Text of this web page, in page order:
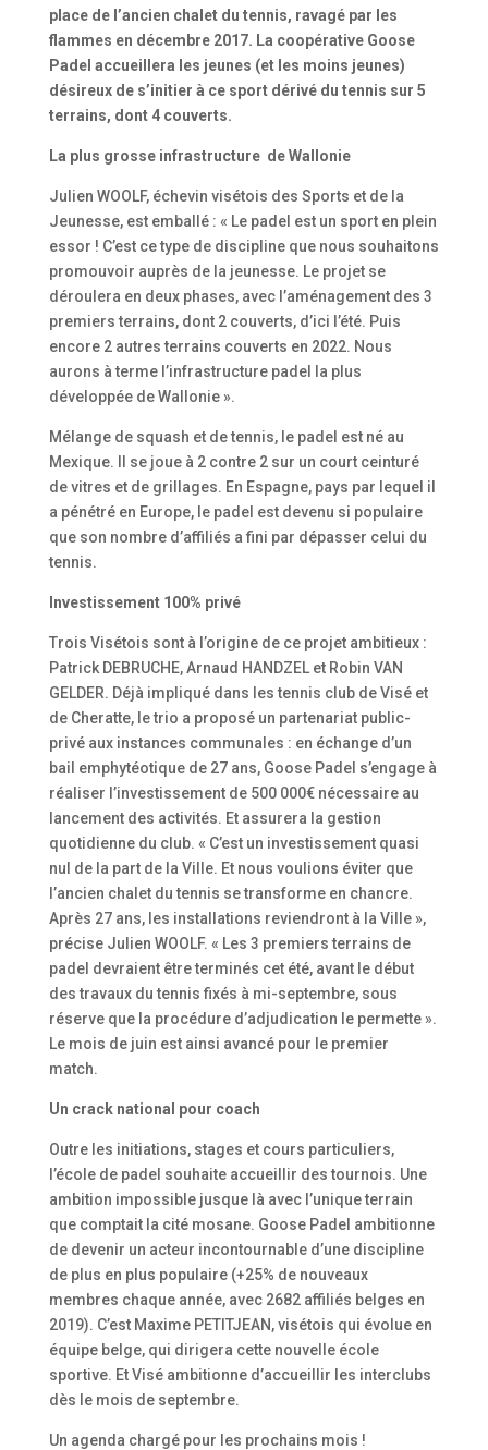
place de l’ancien chalet du tennis, ravagé par les
flammes en décembre 2017. La coopérative Goose
Padel accueillera les jeunes (et les moins jeunes)
désireux de s’initier à ce sport dérivé du tennis sur 5
terrains, dont 4 couverts.
La plus grosse infrastructure de Wallonie
Julien WOOLF, échevin visétois des Sports et de la
Jeunesse, est emballé : « Le padel est un sport en plein
essor ! C’est ce type de discipline que nous souhaitons
promouvoir auprès de la jeunesse. Le projet se
déroulera en deux phases, avec l’aménagement des 3
premiers terrains, dont 2 couverts, d’ici l’été. Puis
encore 2 autres terrains couverts en 2022. Nous
aurons à terme l’infrastructure padel la plus
développée de Wallonie ».
Mélange de squash et de tennis, le padel est né au
Mexique. Il se joue à 2 contre 2 sur un court ceinturé
de vitres et de grillages. En Espagne, pays par lequel il
a pénétré en Europe, le padel est devenu si populaire
que son nombre d’affiliés a fini par dépasser celui du
tennis.
Investissement 100% privé
Trois Visétois sont à l’origine de ce projet ambitieux :
Patrick DEBRUCHE, Arnaud HANDZEL et Robin VAN
GELDER. Déjà impliqué dans les tennis club de Visé et
de Cheratte, le trio a proposé un partenariat public-
privé aux instances communales : en échange d’un
bail emphytéotique de 27 ans, Goose Padel s’engage à
réaliser l’investissement de 500 000€ nécessaire au
lancement des activités. Et assurera la gestion
quotidienne du club. « C’est un investissement quasi
nul de la part de la Ville. Et nous voulions éviter que
l’ancien chalet du tennis se transforme en chancre.
Après 27 ans, les installations reviendront à la Ville »,
précise Julien WOOLF. « Les 3 premiers terrains de
padel devraient être terminés cet été, avant le début
des travaux du tennis fixés à mi-septembre, sous
réserve que la procédure d’adjudication le permette ».
Le mois de juin est ainsi avancé pour le premier
match.
Un crack national pour coach
Outre les initiations, stages et cours particuliers,
l’école de padel souhaite accueillir des tournois. Une
ambition impossible jusque là avec l’unique terrain
que comptait la cité mosane. Goose Padel ambitionne
de devenir un acteur incontournable d’une discipline
de plus en plus populaire (+25% de nouveaux
membres chaque année, avec 2682 affiliés belges en
2019). C’est Maxime PETITJEAN, visétois qui évolue en
équipe belge, qui dirigera cette nouvelle école
sportive. Et Visé ambitionne d’accueillir les interclubs
dès le mois de septembre.
Un agenda chargé pour les prochains mois !